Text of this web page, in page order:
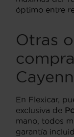
óptimo entre
Otras
En Flexicar,
exclusiva de
mano, todos
garantía